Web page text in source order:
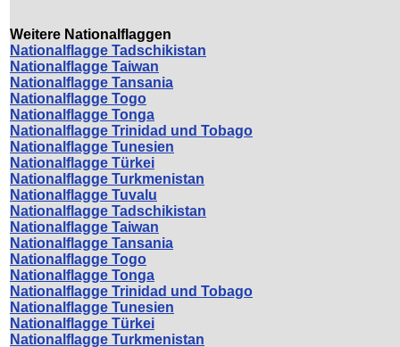
Weitere Nationalflaggen
Nationalflagge Tadschikistan
Nationalflagge Taiwan
Nationalflagge Tansania
Nationalflagge Togo
Nationalflagge Tonga
Nationalflagge Trinidad und Tobago
Nationalflagge Tunesien
Nationalflagge Türkei
Nationalflagge Turkmenistan
Nationalflagge Tuvalu
Nationalflagge Tadschikistan
Nationalflagge Taiwan
Nationalflagge Tansania
Nationalflagge Togo
Nationalflagge Tonga
Nationalflagge Trinidad und Tobago
Nationalflagge Tunesien
Nationalflagge Türkei
Nationalflagge Turkmenistan